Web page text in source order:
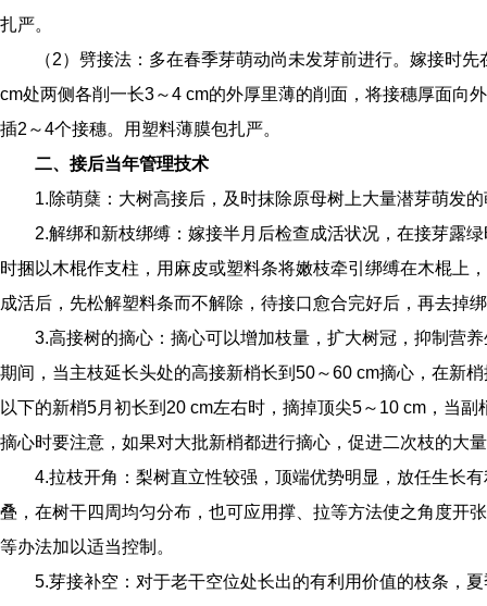
扎严。
（2）劈接法：多在春季芽萌动尚未发芽前进行。嫁接时
cm处两侧各削一长3～4 cm的外厚里薄的削面，将接穗厚面向
插2～4个接穗。用塑料薄膜包扎严。
二、接后当年管理技术
1.除萌蘖： 大树高接后，及时抹除原母树上大量潜芽萌发
2.解绑和新枝绑缚： 嫁接半月后检查成活状况，在接芽露
时捆以木棍作支柱，用麻皮或塑料条将嫩枝牵引绑缚在木棍上
成活后，先松解塑料条而不解除，待接口愈合完好后，再去掉
3.高接树的摘心： 摘心可以增加枝量，扩大树冠，抑制营
期间，当主枝延长头处的高接新梢长到50～60 cm摘心，在新
以下的新梢5月初长到20 cm左右时，摘掉顶尖5～10 cm，当
摘心时要注意，如果对大批新梢都进行摘心，促进二次枝的大
4.拉枝开角： 梨树直立性较强，顶端优势明显，放任生长
叠，在树干四周均匀分布，也可应用撑、拉等方法使之角度开
等办法加以适当控制。
5.芽接补空： 对于老干空位处长出的有利用价值的枝条，